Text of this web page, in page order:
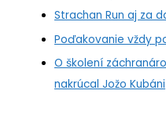
Strachan Run aj za
Poďakovanie vždy
O školení
nakrúcal Jožo Kubáni